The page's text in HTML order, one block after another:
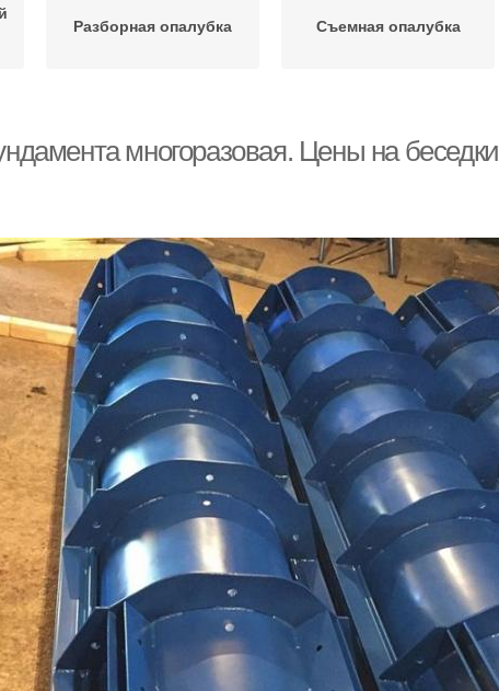
Разборная опалубка Съемная опалубка
многоразовая. Цены на беседки